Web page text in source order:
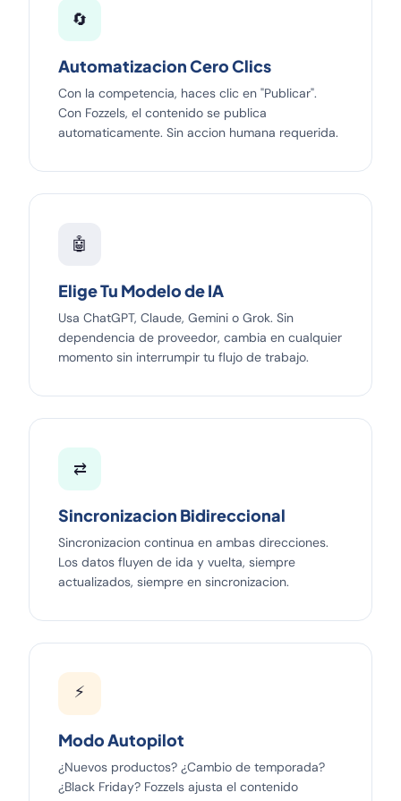
🔄
Automatizacion Cero Clics
Con la competencia, haces clic en "Publicar".
Con Fozzels, el contenido se publica
automaticamente. Sin accion humana requerida.
🤖
Elige Tu Modelo de IA
Usa ChatGPT, Claude, Gemini o Grok. Sin
dependencia de proveedor, cambia en cualquier
momento sin interrumpir tu flujo de trabajo.
⇄
Sincronizacion Bidireccional
Sincronizacion continua en ambas direcciones.
Los datos fluyen de ida y vuelta, siempre
actualizados, siempre en sincronizacion.
⚡
Modo Autopilot
¿Nuevos productos? ¿Cambio de temporada?
¿Black Friday? Fozzels ajusta el contenido